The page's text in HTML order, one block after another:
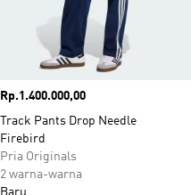
Harga
Rp.1.400.000,00
Track Pants Drop Needle
Firebird
Pria Originals
2 warna-warna
Baru